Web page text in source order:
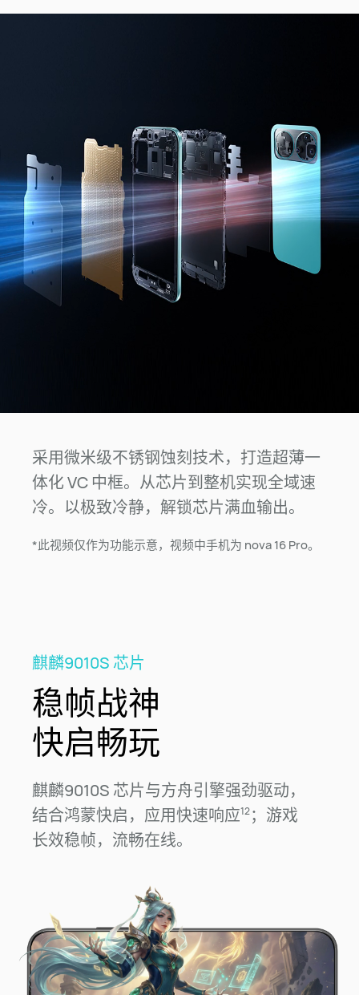
采用微米级不锈钢蚀刻技术，打造超薄一
体化 VC 中框。从芯片到整机实现全域速
冷。以极致冷静，解锁芯片满血输⁠出。
*此视频仅作为功能示意，视频中手机为 nova 16 Pro。
麒麟9010S 芯片
稳帧战神
快启畅玩
麒麟9010S 芯片与方舟引擎强劲驱动，
结⁠合鸿蒙快启，应⁠用快速响应12；游戏
长⁠效稳帧，流畅在⁠线。